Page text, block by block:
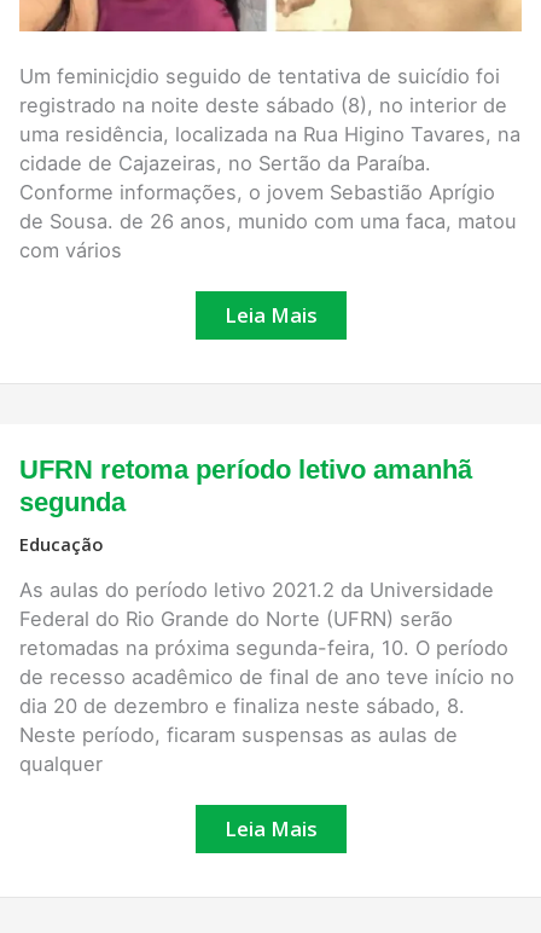
Um feminicįdio seguido de tentativa de suicídio foi
registrado na noite deste sábado (8), no interior de
uma residência, localizada na Rua Higino Tavares, na
cidade de Cajazeiras, no Sertão da Paraíba.
Conforme informações, o jovem Sebastião Aprígio
de Sousa. de 26 anos, munido com uma faca, matou
com vários
Leia Mais
UFRN retoma período letivo amanhã
segunda
Educação
As aulas do período letivo 2021.2 da Universidade
Federal do Rio Grande do Norte (UFRN) serão
retomadas na próxima segunda-feira, 10. O período
de recesso acadêmico de final de ano teve início no
dia 20 de dezembro e finaliza neste sábado, 8.
Neste período, ficaram suspensas as aulas de
qualquer
UFRN
retoma
Leia Mais